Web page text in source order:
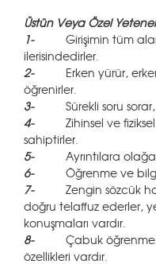
Üstün Veya Özel
1- Girişimin tüm
ilerisindedirler.
2- Erken yürür,
öğrenirler.
3- Sürekli soru
4- Zihinsel ve
sahiptirler.
5- Ayrıntılara
6- Öğrenme ve
7- Zengin sözcük
doğru telaffuz ederler,
konuşmaları vardır.
8- Çabuk
özellikleri vardır.